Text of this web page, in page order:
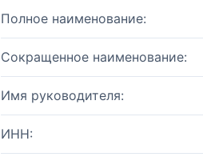
Полное наименование:
Сокращенное наименование:
Имя руководителя:
ИНН: